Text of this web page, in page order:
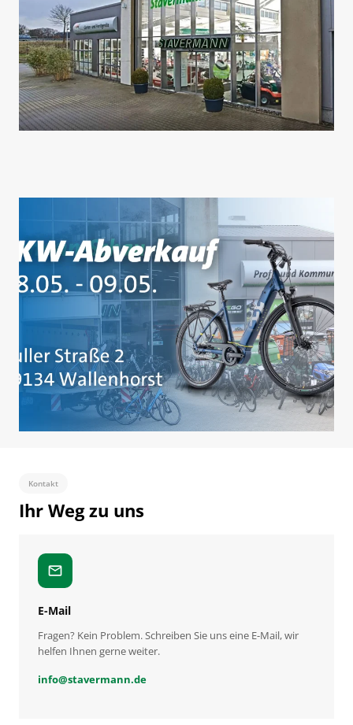
Kontakt
Ihr Weg zu uns
mail
E-Mail
Fragen? Kein Problem. Schreiben Sie uns eine E-Mail, wir
helfen Ihnen gerne weiter.
info@stavermann.de